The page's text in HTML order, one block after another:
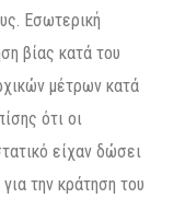
Εσωτερική
βίας κατά του
μέτρων κατά
ότι οι
είχαν δώσει
την κράτηση του